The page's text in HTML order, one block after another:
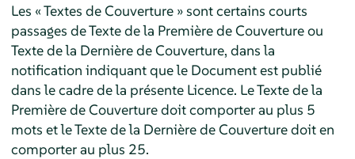
Les « Textes de Couverture » sont certains courts
passages de Texte de la Première de Couverture ou
Texte de la Dernière de Couverture, dans la
notification indiquant que le Document est publié
dans le cadre de la présente Licence. Le Texte de la
Première de Couverture doit comporter au plus 5
mots et le Texte de la Dernière de Couverture doit en
comporter au plus 25.